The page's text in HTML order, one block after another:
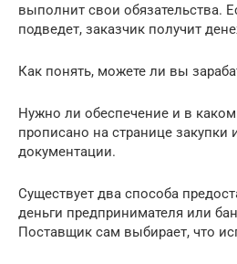
выполнит свои обязательства.
подведет, заказчик получит
Как понять, можете ли вы
Нужно ли обеспечение и в
прописано на странице закупки
документации.
Существует два способа
деньги предпринимателя или
Поставщик сам выбирает, что